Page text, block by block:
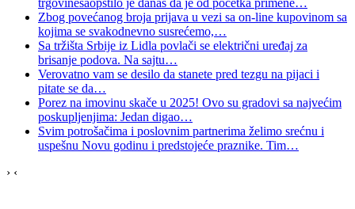
trgovinesaopštilo je danas da je od početka primene…
Zbog povećanog broja prijava u vezi sa on-line kupovinom sa
kojima se svakodnevno susrećemo,…
Sa tržišta Srbije iz Lidla povlači se električni uređaj za
brisanje podova. Na sajtu…
Verovatno vam se desilo da stanete pred tezgu na pijaci i
pitate se da…
Porez na imovinu skače u 2025! Ovo su gradovi sa najvećim
poskupljenjima: Jedan digao…
Svim potrošačima i poslovnim partnerima želimo srećnu i
uspešnu Novu godinu i predstojeće praznike. Tim…
› ‹